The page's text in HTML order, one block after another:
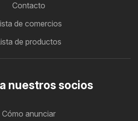
Contacto
de comercios
de productos
nuestros socios
Cómo anunciar